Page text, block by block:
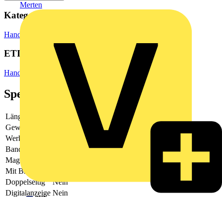
Merten
Kategorien
Hand- und Elektrowerkzeuge
ETIM Group
Handwerkzeuge
Spezifikationen
Länge
Gewicht
Werkstoff
Bandbreite
Magnetisch
Mit Bremse
Doppelseitig
Nein
Digitalanzeige Nein